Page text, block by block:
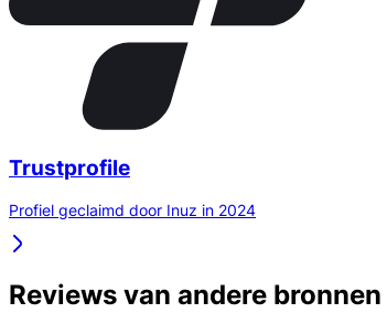
Trustprofile
Profiel geclaimd door Inuz in 2024
Reviews van andere bronnen